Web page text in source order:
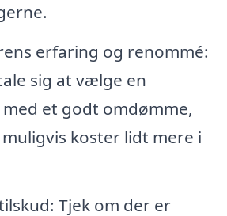
erfaring og renommé:
sig at vælge en
et godt omdømme,
koster lidt mere i
Tjek om der er